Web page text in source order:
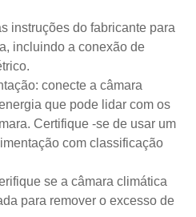
instruções do fabricante para
incluindo a conexão de
conecte a câmara
que pode lidar com os
Certifique -se de usar um
com classificação
se a câmara climática
para remover o excesso de